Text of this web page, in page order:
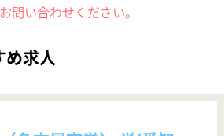
【介護職員】ミライプロジェクト新瑞橋